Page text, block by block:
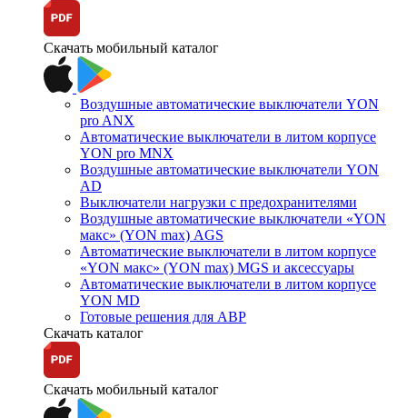
Скачать мобильный каталог
Воздушные автоматические выключатели YON
pro ANX
Автоматические выключатели в литом корпусе
YON pro MNX
Воздушные автоматические выключатели YON
AD
Выключатели нагрузки с предохранителями
Воздушные автоматические выключатели «YON
макс» (YON max) AGS
Автоматические выключатели в литом корпусе
«YON макс» (YON max) MGS и аксессуары
Автоматические выключатели в литом корпусе
YON MD
Готовые решения для АВР
Скачать каталог
Скачать мобильный каталог